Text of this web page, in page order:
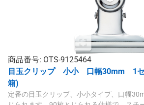
商品番号: OTS-9125464
目玉クリップ 小小 口幅30mm 1セ
箱)
定番の目玉クリップ、小小タイプ、口幅